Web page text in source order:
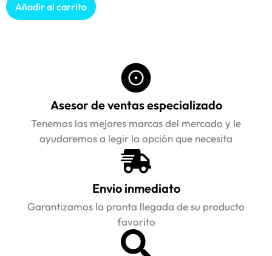
Añadir al carrito
Asesor de ventas especializado
Tenemos las mejores marcas del mercado y le
ayudaremos a legir la opción que necesita
Envio inmediato
Garantizamos la pronta llegada de su producto
favorito